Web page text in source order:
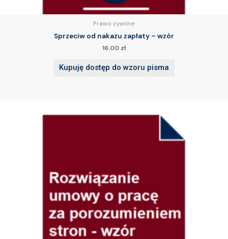
Prawo cywilne
Sprzeciw od nakazu zapłaty – wzór
16.00 zł
Kupuję dostęp do wzoru pisma